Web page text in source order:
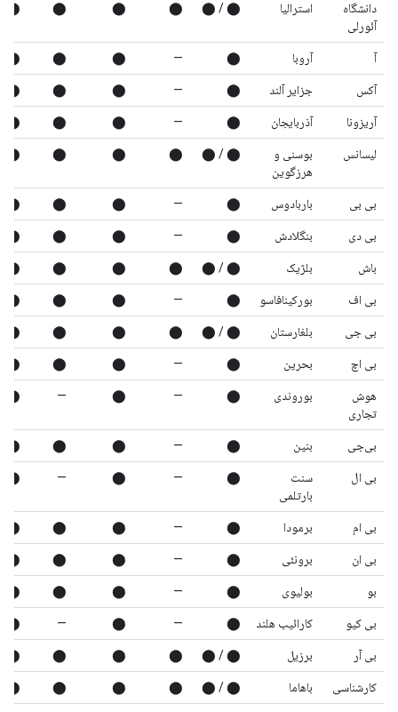
دانشگاه
آئورلی
استرالیا ⬤ / ⬤
⬤
⬤
⬤
⬤
آ آروبا ⬤
—
⬤
⬤
⬤
آکس جزایر آلند ⬤
—
⬤
⬤
⬤
آریزونا آذربایجان ⬤
—
⬤
⬤
⬤
لیسانس
بوسنی و
هرزگوین
⬤ / ⬤
⬤
⬤
⬤
⬤
بی بی باربادوس ⬤
—
⬤
⬤
⬤
بی دی بنگلادش ⬤
—
⬤
⬤
⬤
باش بلژیک ⬤ / ⬤
⬤
⬤
⬤
⬤
بی اف بورکینافاسو ⬤
—
⬤
⬤
⬤
بی جی بلغارستان ⬤ / ⬤
⬤
⬤
⬤
⬤
بی اچ بحرین ⬤
—
⬤
⬤
⬤
هوش
تجاری
بوروندی ⬤
—
⬤
—
⬤
بی‌جی بنین ⬤
—
⬤
⬤
⬤
بی ال
سنت
بارتلمی
⬤
—
⬤
—
⬤
بی ام برمودا ⬤
—
⬤
⬤
⬤
بی ان برونئی ⬤
—
⬤
⬤
⬤
بو بولیوی ⬤
—
⬤
⬤
⬤
بی کیو کارائیب هلند ⬤
—
⬤
—
⬤
بی آر برزیل ⬤ / ⬤
⬤
⬤
⬤
⬤
کارشناسی باهاما ⬤ / ⬤
⬤
⬤
⬤
⬤